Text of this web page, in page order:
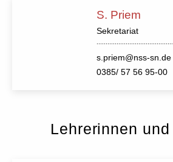
S. Priem
Sekretariat
s.priem@nss-sn.de
0385/ 57 56 95-00
Lehrerinnen